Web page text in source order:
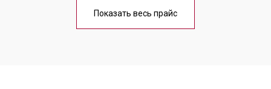
Показать весь прайс